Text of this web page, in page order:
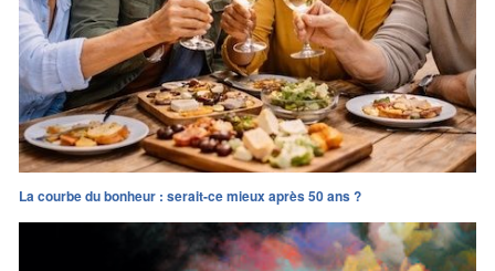
La courbe du bonheur : serait-ce mieux après 50 ans ?